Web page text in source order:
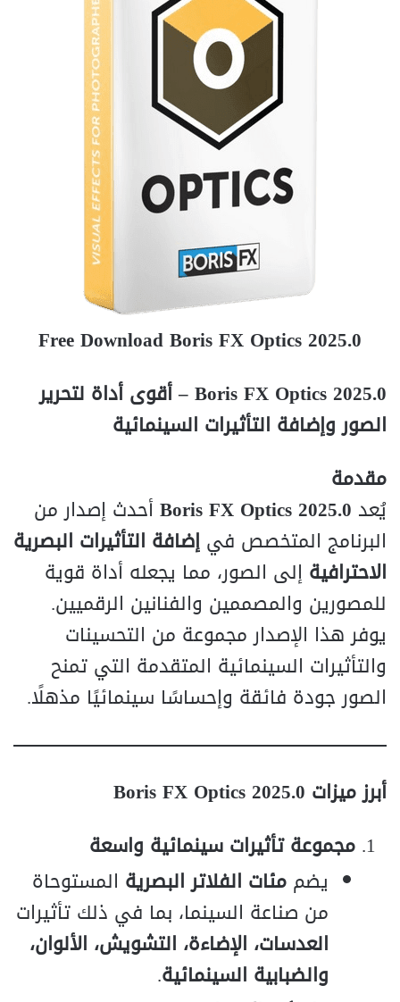
Free Download Boris FX Optics 2025.0
Boris FX Optics 2025.0 – أقوى أداة لتحرير
الصور وإضافة التأثيرات السينمائية
مقدمة
يُعد Boris FX Optics 2025.0 أحدث إصدار من
البرنامج المتخصص في إضافة التأثيرات البصرية
الاحترافية إلى الصور، مما يجعله أداة قوية
للمصورين والمصممين والفنانين الرقميين.
يوفر هذا الإصدار مجموعة من التحسينات
والتأثيرات السينمائية المتقدمة التي تمنح
الصور جودة فائقة وإحساسًا سينمائيًا مذهلًا.
أبرز ميزات Boris FX Optics 2025.0
مجموعة تأثيرات سينمائية واسعة
يضم مئات الفلاتر البصرية المستوحاة
من صناعة السينما، بما في ذلك تأثيرات
العدسات، الإضاءة، التشويش، الألوان،
والضبابية السينمائية.